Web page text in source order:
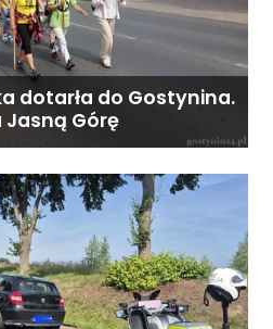
negocjacji).
podopiecznego. -
opieki nawet w kilka
Stałe wsparcie
oraz infolinię 24/7.
całodobowej opieki z
od 6800 zł
Ostateczna cena
od zakresu opieki oraz
potrzeb
Zadzwoń: 726
Poniedziałek–piątek,
dotarła do Gostynina.
Jasną Górę